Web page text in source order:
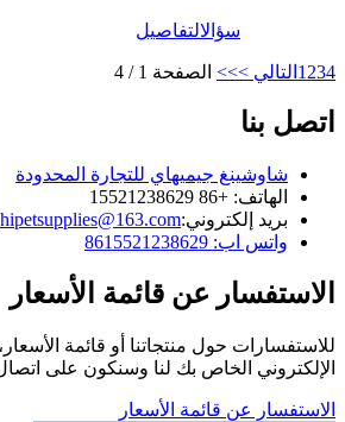
سؤالالتفاصيل
1 234 التالي >>> الصفحة 1 / 4
اتصل بنا
شاوشينغ جيميهاي للتجارة المحدودة
الهاتف: +86 15521238629
بريد إلكتروني:hipetsupplies@163.com
واتس اب: 8615521238629
الاستفسار عن قائمة الأسعار
للاستفسارات حول منتجاتنا أو قائمة
الإلكتروني الخاص بك لنا وسنكون على اتصال خلال
الاستفسار عن قائمة الأسعار